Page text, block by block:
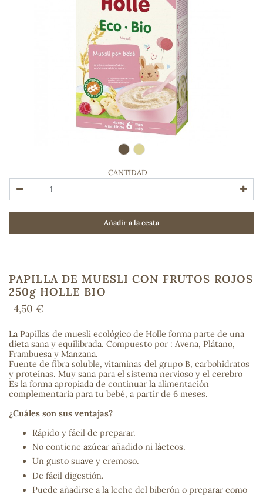
CANTIDAD
Añadir a la cesta
PAPILLA DE MUESLI CON FRUTOS ROJOS
250g HOLLE BIO
4,50 €
La Papillas de muesli ecológico de Holle forma parte de una
dieta sana y equilibrada. Compuesto por : Avena, Plátano,
Frambuesa y Manzana.
Fuente de fibra soluble, vitaminas del grupo B, carbohidratos
y proteínas. Muy sana para el sistema nervioso y el cerebro
Es la forma apropiada de continuar la alimentación
complementaria para tu bebé, a partir de 6 meses.
¿Cuáles son sus ventajas?
Rápido y fácil de preparar.
No contiene azúcar añadido ni lácteos.
Un gusto suave y cremoso.
De fácil digestión.
Puede añadirse a la leche del biberón o preparar como